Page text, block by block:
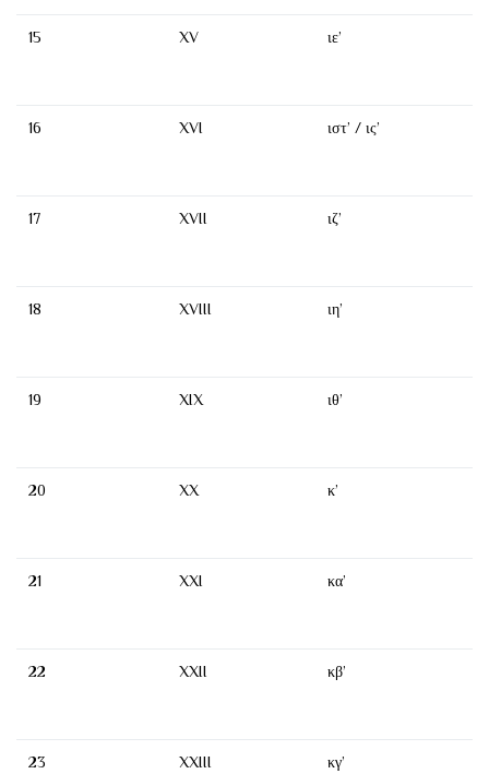
15 XV ιε’
16 XVI ιστ’ / ις’
17 XVII ιζ’
18 XVIII ιη’
19 XIX ιθ’
20 XX κ’
21 XXI κα’
22 XXII κβ’
23 XXIII κγ’